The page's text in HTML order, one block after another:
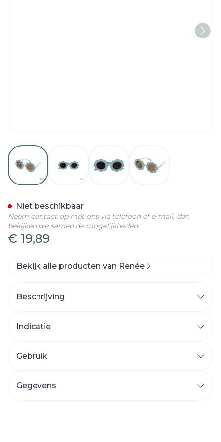
View larger image
€ 19,89
Niet beschikbaar
Neem contact op met ons via telefoon of e-mail, dan
bekijken we samen de mogelijkheden.
Bekijk alle producten van Renée
Beschrijving
Indicatie
Gebruik
Gegevens